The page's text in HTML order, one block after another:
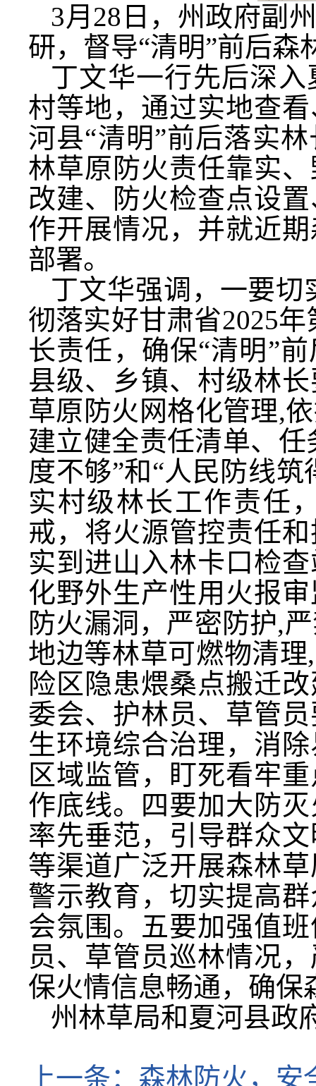
3月28日，州政府副
研，督导“清明”前后森
丁文华一行先后深
村等地，通过实地查
河县“清明”前后落实
林草原防火责任靠实
改建、防火检查点设
作开展情况，并就近
部署。
丁文华强调，一要
彻落实好甘肃省2025
长责任，确保“清明”
县级、乡镇、村级林
草原防火网格化管理,
建立健全责任清单、
度不够”和“人民防线
实村级林长工作责任
戒，将火源管控责任
实到进山入林卡口检
化野外生产性用火报
防火漏洞，严密防护,
地边等林草可燃物清
险区隐患煨桑点搬迁
委会、护林员、草管
生环境综合治理，消
区域监管，盯死看牢
作底线。四要加大防
率先垂范，引导群众
等渠道广泛开展森林
警示教育，切实提高
会氛围。五要加强值
员、草管员巡林情况
保火情信息畅通，确保
州林草局和夏河县政
上一条： 森林防火，